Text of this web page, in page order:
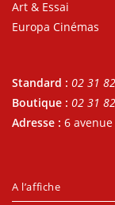
Art & Essai
Europa Cinémas
Standard : 02 31
Boutique : 02 31
Adresse : 6
A l’affiche